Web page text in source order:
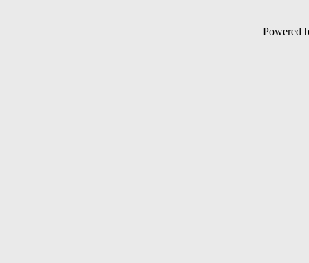
Powered